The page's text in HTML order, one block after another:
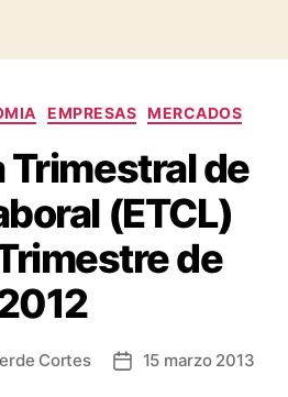
Categorías
EMPRESAS MERCADOS
Trimestral de
(ETCL)
de
Cortes
Fecha15 marzo 2013